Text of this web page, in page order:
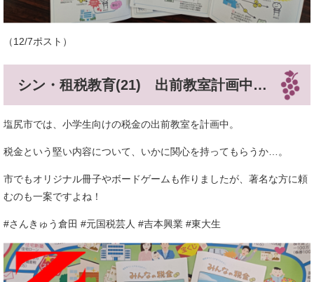
（12/7ポスト）
シン・租税教育(21) 出前教室計画中…
塩尻市では、小学生向けの税金の出前教室を計画中。
税金という堅い内容について、いかに関心を持ってもらうか…。
市でもオリジナル冊子やボードゲームも作りましたが、著名な方に頼
むのも一案ですよね！
#さんきゅう倉田 #元国税芸人 #吉本興業 #東大生